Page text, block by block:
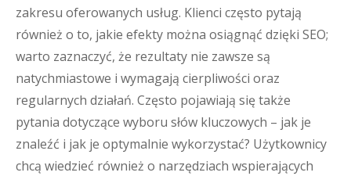
zakresu oferowanych usług. Klienci często pytają
również o to, jakie efekty można osiągnąć dzięki SEO;
warto zaznaczyć, że rezultaty nie zawsze są
natychmiastowe i wymagają cierpliwości oraz
regularnych działań. Często pojawiają się także
pytania dotyczące wyboru słów kluczowych – jak je
znaleźć i jak je optymalnie wykorzystać? Użytkownicy
chcą wiedzieć również o narzędziach wspierających